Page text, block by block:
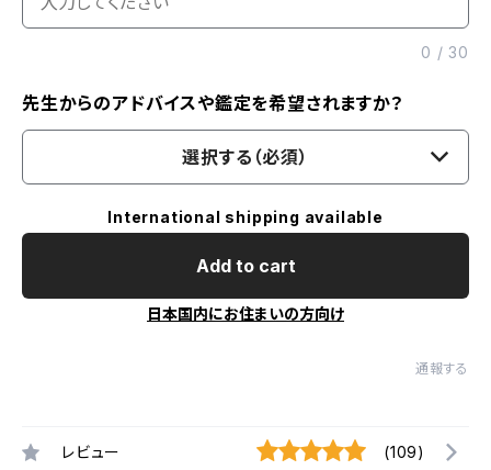
0 /30
先生からのアドバイスや鑑定を希望されますか？
選択する（必須）
International shipping available
Add to cart
日本国内にお住まいの方向け
通報する
レビュー (109)